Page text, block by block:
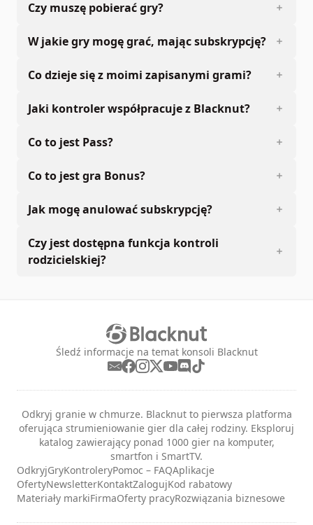
Czy muszę pobierać gry?
W jakie gry mogę grać, mając subskrypcję?
Co dzieje się z moimi zapisanymi grami?
Jaki kontroler współpracuje z Blacknut?
Co to jest Pass?
Co to jest gra Bonus?
Jak mogę anulować subskrypcję?
Czy jest dostępna funkcja kontroli
rodzicielskiej?
Śledź informacje na temat konsoli Blacknut
Odkryj granie w chmurze. Blacknut to pierwsza platforma
oferująca strumieniowanie gier dla całej rodziny. Eksploruj
katalog zawierający ponad 1000 gier na komputer,
smartfon i SmartTV.
OdkryjGryKontroleryPomoc – FAQAplikacje
OfertyNewsletterKontaktZalogujKod rabatowy
Materiały markiFirmaOferty pracyRozwiązania biznesowe